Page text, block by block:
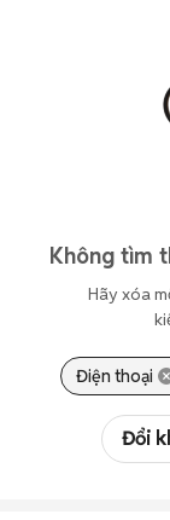
Không tìm
Hãy xóa
Điện thoại
Đổi